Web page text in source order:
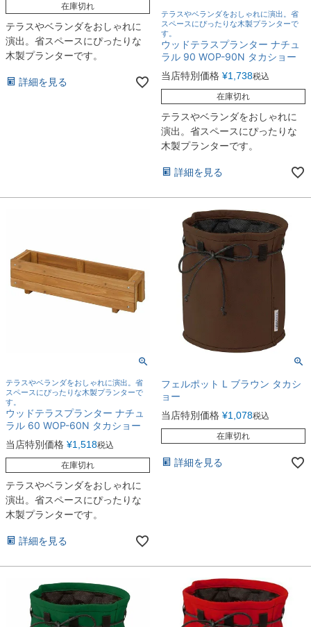
在庫切れ
テラスやベランダをおしゃれに
演出。省スペースにぴったりな
木製プランターです。
詳細を見る
テラスやベランダをおしゃれに演出。省
スペースにぴったりな木製プランターで
す。
ウッドテラスプランター ナチュ
ラル 90 WOP-90N タカショー
当店特別価格 ¥1,738税込
在庫切れ
テラスやベランダをおしゃれに
演出。省スペースにぴったりな
木製プランターです。
詳細を見る
テラスやベランダをおしゃれに演出。省
スペースにぴったりな木製プランターで
す。
ウッドテラスプランター ナチュ
ラル 60 WOP-60N タカショー
当店特別価格 ¥1,518税込
在庫切れ
テラスやベランダをおしゃれに
演出。省スペースにぴったりな
木製プランターです。
詳細を見る
フェルポット L ブラウン タカシ
ョー
当店特別価格 ¥1,078税込
在庫切れ
詳細を見る